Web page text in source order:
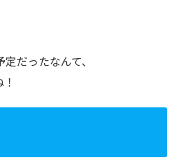
だったなんて、